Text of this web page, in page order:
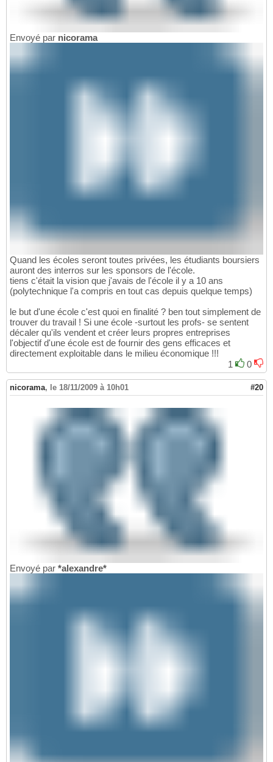
Envoyé par nicorama
Quand les écoles seront toutes privées, les étudiants boursiers
auront des interros sur les sponsors de l'école.
tiens c'était la vision que j'avais de l'école il y a 10 ans
(polytechnique l'a compris en tout cas depuis quelque temps)
le but d'une école c'est quoi en finalité ? ben tout simplement de
trouver du travail ! Si une école -surtout les profs- se sentent
décaler qu'ils vendent et créer leurs propres entreprises
l'objectif d'une école est de fournir des gens efficaces et
directement exploitable dans le milieu économique !!!
1
0
nicorama, le 18/11/2009 à 10h01 #20
Envoyé par *alexandre*